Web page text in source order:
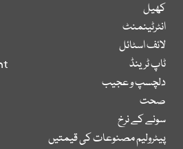
کھیل
انٹرٹینمنٹ
لائف اسٹائل
ٹاپ ٹرینڈ
دلچسپ و عجیب
صحت
سونے کے نرخ
پیٹرولیم مصنوعات کی قیمتیں